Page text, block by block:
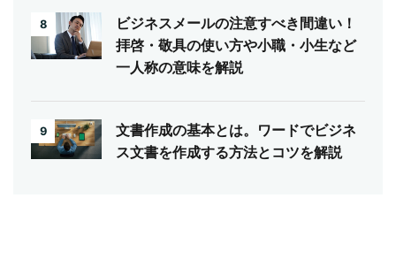
8
ビジネスメールの注意すべき間違い！
拝啓・敬具の使い方や小職・小生など
一人称の意味を解説
9
文書作成の基本とは。ワードでビジネ
ス文書を作成する方法とコツを解説